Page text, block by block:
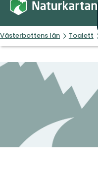
Västerbottens län Toalett